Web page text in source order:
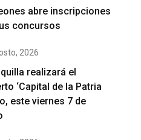
abre inscripciones
concursos
2026
realizará el
‘Capital de la Patria
este viernes 7 de